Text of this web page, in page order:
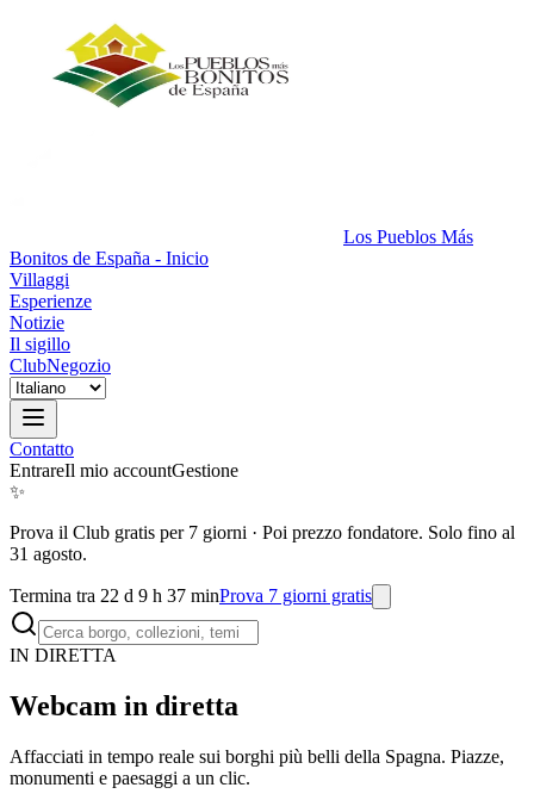
Los Pueblos Más
Bonitos de España - Inicio
Villaggi
Esperienze
Notizie
Il sigillo
ClubNegozio
Contatto
EntrareIl mio accountGestione
✨
Prova il Club gratis per 7 giorni · Poi prezzo fondatore. Solo fino al
31 agosto.
Termina tra 22 d 9 h 37 minProva 7 giorni gratis
IN DIRETTA
Webcam in diretta
Affacciati in tempo reale sui borghi più belli della Spagna. Piazze,
monumenti e paesaggi a un clic.